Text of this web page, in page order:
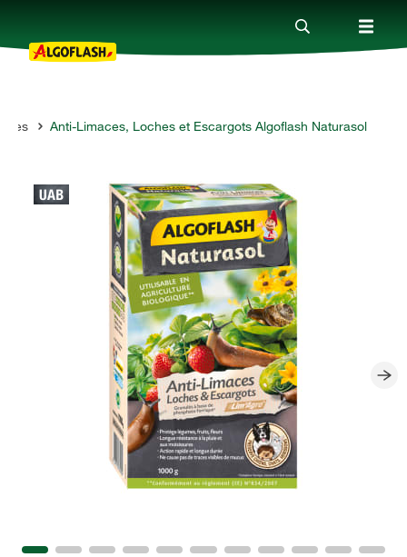
Nos produits
Conseils
Qui sommes-nous ?
Anti-Limaces, Loches et Escargots Algoflash Naturasol